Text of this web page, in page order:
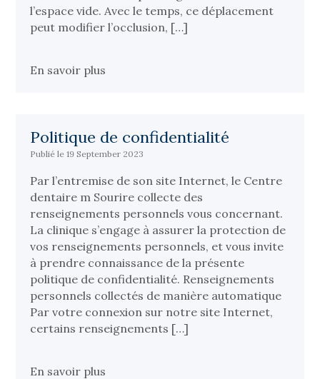
l’espace vide. Avec le temps, ce déplacement
peut modifier l’occlusion, […]
En savoir plus
Politique de confidentialité
Publié le 19 September 2023
Par l’entremise de son site Internet, le Centre
dentaire m Sourire collecte des
renseignements personnels vous concernant.
La clinique s’engage à assurer la protection de
vos renseignements personnels, et vous invite
à prendre connaissance de la présente
politique de confidentialité. Renseignements
personnels collectés de manière automatique
Par votre connexion sur notre site Internet,
certains renseignements […]
En savoir plus